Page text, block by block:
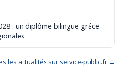
: un diplôme bilingue grâce
les actualités sur service-public.fr →